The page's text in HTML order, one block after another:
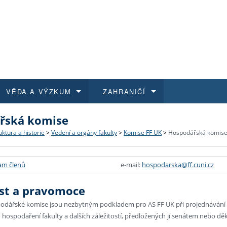
historie
další dokumenty
pro zaměstnance
fakulty
FF UK
E-
a jak se přihlásit
programy
průběhu přijímacího řízení
a magisterské studium
VĚDA A VÝZKUM
na FF UK
kvalifikace
ZAHRANIČÍ
a výběrová řízení
East
komise
a historie > Vedení a orgány fakulty > Komise FF UK > Hospodářská komise
členů e-mail: hospodarska@ff.cuni.cz
a pravomoce
komise jsou nezbytným podkladem pro AS FF UK při
fakulty a dalších záležitostí, předložených jí senátem nebo